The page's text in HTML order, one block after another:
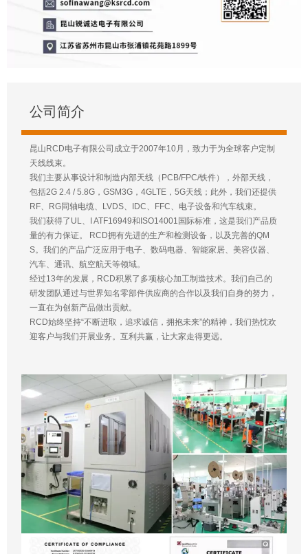
公司简介
昆山RCD电子有限公司成立于2007年10月，致力于为全球客户定制
天线线束。
我们主要从事设计和制造内部天线（PCB/FPC/铁件），外部天线，
包括2G 2.4 / 5.8G，GSM3G，4GLTE，5G天线；此外，我们还提供
RF、RG同轴电缆、LVDS、IDC、FFC、电子设备和汽车线束。
我们获得了UL、I ATF16949和ISO14001国际标准，这是我们产品质
量的有力保证。 RCD拥有先进的生产和检测设备，以及完善的QM
S。我们的产品广泛应用于电子、数码电器、智能家居、美容仪器、
汽车、通讯、航空航天等领域。
经过13年的发展，RCD积累了多项核心加工制造技术。我们自己的
研发团队通过与世界知名零部件供应商的合作以及我们自身的努力，
一直在为创新产品做出贡献。
RCD始终坚持“不断进取，追求诚信，拥抱未来”的精神，我们热忱欢
迎客户与我们开展业务。互利共赢，让大家走得更远。